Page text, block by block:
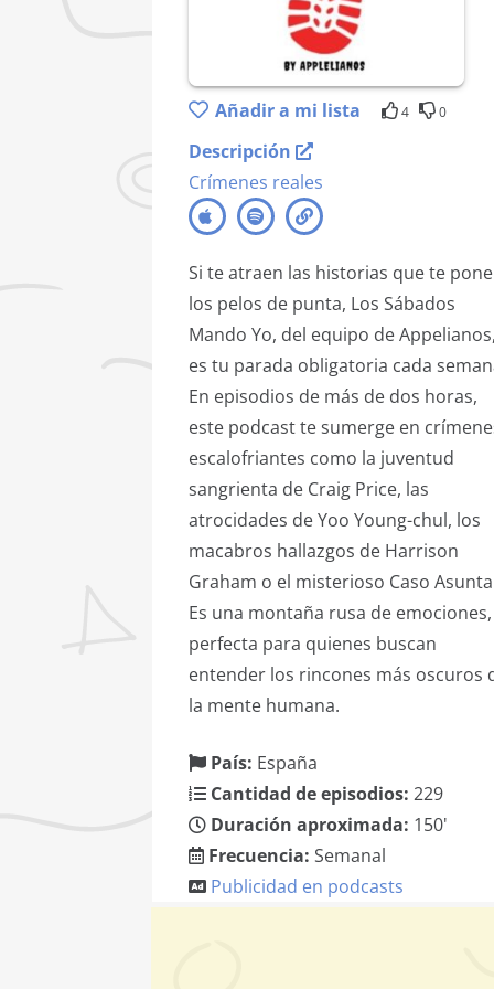
Añadir a mi lista 4 0
Descripción
Crímenes reales
Si te atraen las historias que te
los pelos de punta, Los Sábados
Mando Yo, del equipo de
es tu parada obligatoria cada
En episodios de más de dos horas,
este podcast te sumerge en
escalofriantes como la juventud
sangrienta de Craig Price, las
atrocidades de Yoo Young-chul, los
macabros hallazgos de Harrison
Graham o el misterioso Caso
Es una montaña rusa de emociones,
perfecta para quienes buscan
entender los rincones más oscuros
la mente humana.
País: España
Cantidad de episodios: 229
Duración aproximada: 150'
Frecuencia: Semanal
Publicidad en podcasts